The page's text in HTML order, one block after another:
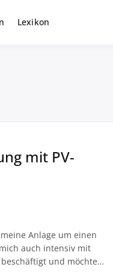
Lexikon
mit PV-
Anlage um einen
auch intensiv mit
und möchte